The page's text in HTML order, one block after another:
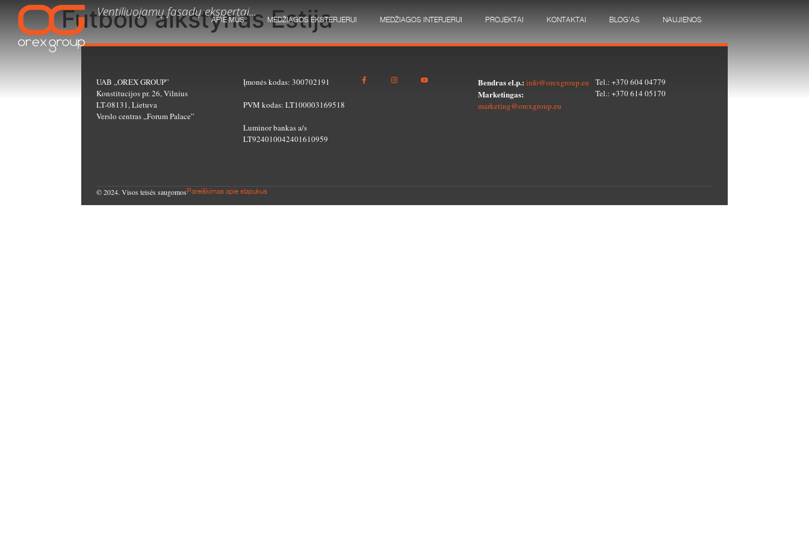
Ventiliuojamų fasadų ekspertai...
APIE MUS MEDŽIAGOS EKSTERJERUI MEDŽIAGOS INTERJERUI PROJEKTAI KONTAKTAI BLOG’AS NAUJIENOS
Futbolo aikštynas Estija
UAB „OREX GROUP”
Konstitucijos pr. 26, Vilnius
LT-08131, Lietuva
Verslo centras „Forum Palace”
Įmonės kodas: 300702191
PVM kodas: LT100003169518
Luminor bankas a/s
LT924010042401610959
Bendras el.p.: info@orexgroup.eu
Marketingas:
marketing@orexgroup.eu
Tel.: +370 604 04779
Tel.: +370 614 05170
© 2024. Visos teisės saugomosPareiškimas apie slapukus